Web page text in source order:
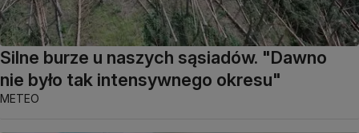
Silne burze u naszych sąsiadów. "Dawno
nie było tak intensywnego okresu"
METEO